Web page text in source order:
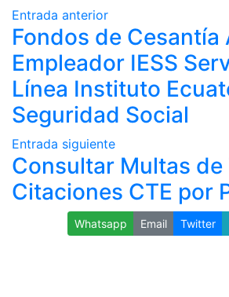
Entrada anterior
Fondos de Cesantía
Empleador IESS
Línea Instituto
Seguridad Social
Entrada siguiente
Consultar Multas de
Citaciones CTE por
Whatsapp Email Twitter